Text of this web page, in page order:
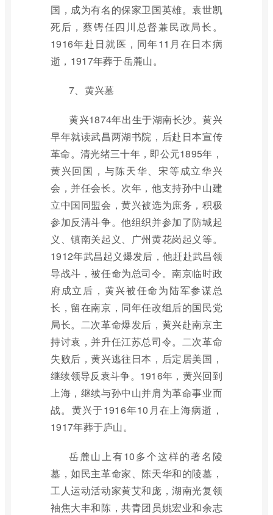
国，成为有名的保家卫国英雄。袁世凯
死后，蔡锷任四川总督兼民政局长。
1916年赴日就医，同年11月在日本病
逝，1917年葬于岳麓山。
7、黄兴墓
黄兴1874年出生于湖南长沙。黄兴
早年就读武昌两湖书院，后赴日本宣传
革命。清光绪三十年，即公元1895年，
黄兴回国，与陈天华、宋等成立华兴
会，并任会长。次年，他支持孙中山建
立中国同盟会，黄兴被选为庶务，积极
参加反清斗争。他组织并参加了防城起
义、镇南关起义、广州黄花岗起义等。
1912年武昌起义爆发后，他赶赴武昌领
导战斗，被任命为总司令。南京临时政
府成立后，黄兴被任命为陆军参谋总
长，留在南京，同年任改组后的国民党
局长。二次革命爆发后，黄兴赴南京主
持讨袁，并升任江苏总司令。二次革命
失败后，黄兴逃往日本，后定居美国，
继续领导反袁斗争。1916年，黄兴回到
上海，继续与孙中山并肩为革命事业而
战。黄兴于1916年10月在上海病逝，
1917年葬于庐山。
岳麓山上有10多个这样的著名陵
墓，如民主革命家、陈天华和的陵墓，
工人运动活动家黄艾和庞，湖南光复领
袖焦大丰和陈，共青团员姚宏业和余志